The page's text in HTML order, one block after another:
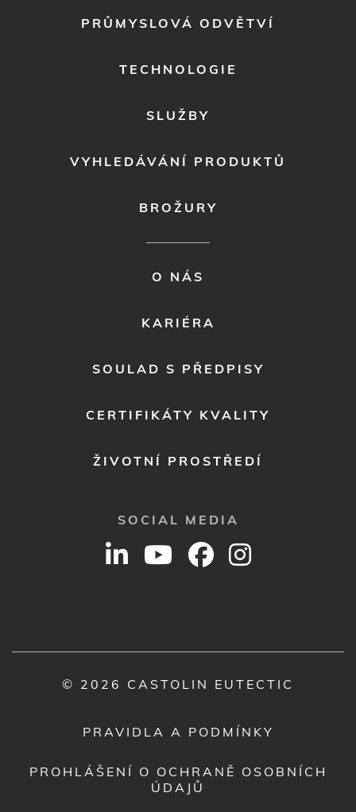
PRŮMYSLOVÁ ODVĚTVÍ
TECHNOLOGIE
SLUŽBY
VYHLEDÁVÁNÍ PRODUKTŮ
BROŽURY
O NÁS
KARIÉRA
SOULAD S PŘEDPISY
CERTIFIKÁTY KVALITY
ŽIVOTNÍ PROSTŘEDÍ
SOCIAL MEDIA
© 2026 CASTOLIN EUTECTIC
PRAVIDLA A PODMÍNKY
PROHLÁŠENÍ O OCHRANĚ OSOBNÍCH
ÚDAJŮ